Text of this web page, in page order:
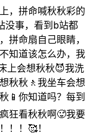
，拼命喊秋秋彩的
没事，看到b站都
拼命扇自己眼睛，
知道该怎么办，我
上会想秋秋😈我洗
秋秋🚶‍我坐车会想
📱你知道吗？每到
狂看秋秋啊🥵我要
！！🥰！